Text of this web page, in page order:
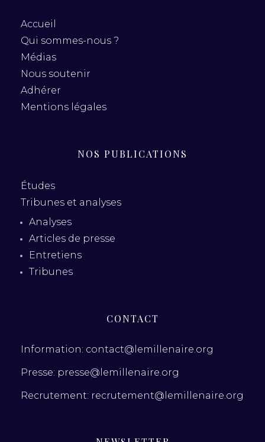
Accueil
Qui sommes-nous ?
Médias
Nous soutenir
Adhérer
Mentions légales
NOS PUBLICATIONS
Études
Tribunes et analyses
Analyses
Articles de presse
Entretiens
Tribunes
CONTACT
Information: contact@lemillenaire.org
Presse: presse@lemillenaire.org
Recrutement: recrutement@lemillenaire.org